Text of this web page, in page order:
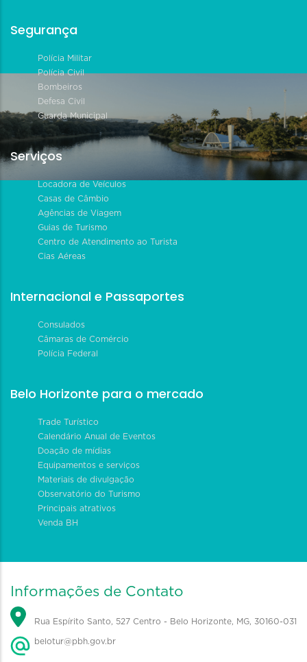
Segurança
Polícia Militar
Polícia Civil
Bombeiros
Defesa Civil
Guarda Municipal
Serviços
Locadora de Veículos
Casas de Câmbio
Agências de Viagem
Guias de Turismo
Centro de Atendimento ao Turista
Cias Aéreas
Internacional e Passaportes
Consulados
Câmaras de Comércio
Polícia Federal
Belo Horizonte para o mercado
Trade Turístico
Calendário Anual de Eventos
Doação de mídias
Equipamentos e serviços
Materiais de divulgação
Observatório do Turismo
Principais atrativos
Venda BH
Informações de Contato
Rua Espírito Santo, 527 Centro - Belo Horizonte, MG, 30160-031
belotur@pbh.gov.br